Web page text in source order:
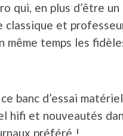
qui, en plus d’être
et
même temps les
banc d’essai
hifi et nouveautés
préféré !